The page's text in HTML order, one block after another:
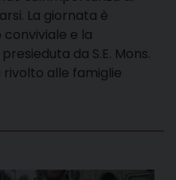
La giornata è
e la
da S.E. Mons.
alle famiglie